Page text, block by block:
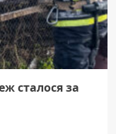
сталося за